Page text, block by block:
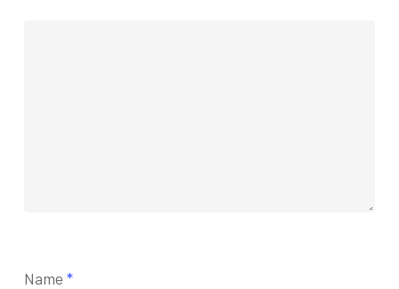
Name *